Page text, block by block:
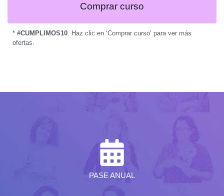
Comprar curso
* #CUMPLIMOS10 . Haz clic en ‘Comprar curso’ para ver más
ofertas.
PASE ANUAL